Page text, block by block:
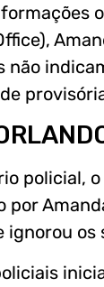
não
policial,
por
ignorou os